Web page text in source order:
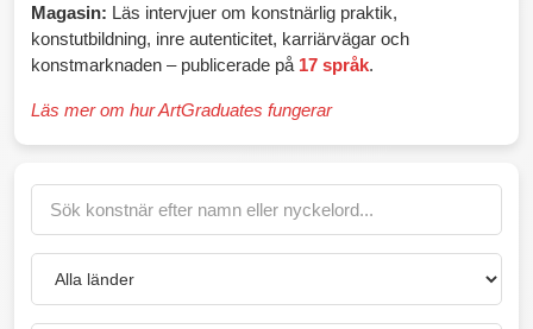
Magasin: Läs intervjuer om konstnärlig praktik,
konstutbildning, inre autenticitet, karriärvägar och
konstmarknaden – publicerade på 17 språk.
Läs mer om hur ArtGraduates fungerar